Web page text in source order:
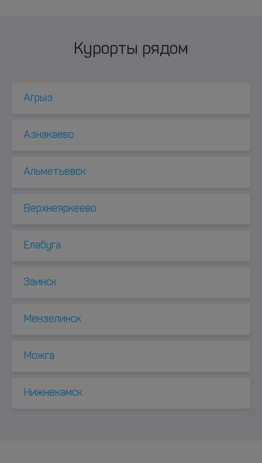
Курорты рядом
Агрыз
Азнакаево
Альметьевск
Верхнеяркеево
Елабуга
Заинск
Мензелинск
Можга
Нижнекамск